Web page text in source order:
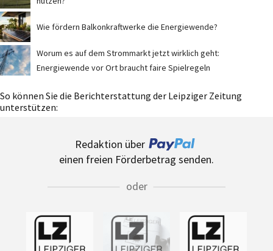
Wie fördern Balkonkraftwerke die Energiewende?
Worum es auf dem Strommarkt jetzt wirklich geht:
Energiewende vor Ort braucht faire Spielregeln
So können Sie die Berichterstattung der Leipziger Zeitung
unterstützen:
Redaktion über
einen freien Förderbetrag senden.
oder